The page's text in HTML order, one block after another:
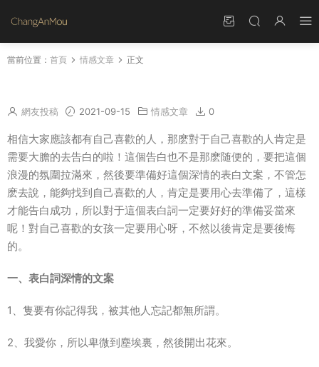
當前位置： 首頁 情感文章 正文
網友投稿 2021-09-15 情感文章 0
相信大家應該都有自己喜歡的人，那麽對于自己喜歡的人肯定是
需要大膽的去告白的啦！這個告白也不是那麽随便的，要把這個
浪漫的氛圍拉滿來，然後要準備好這個深情的表白文案，不管怎
麽去說，能夠找到自己喜歡的人，肯定是要用心去準備了，這樣
才能告白成功，所以對于這個表白詞一定要好好的準備妥當來
呢！對自己喜歡的女孩一定要用心呀，不然以後肯定是要後悔
的。
一、表白詞深情的文案
1、隻要有你記得我，被其他人忘記都無所謂。
2、我愛你，所以卑微到塵埃裏，然後開出花來。